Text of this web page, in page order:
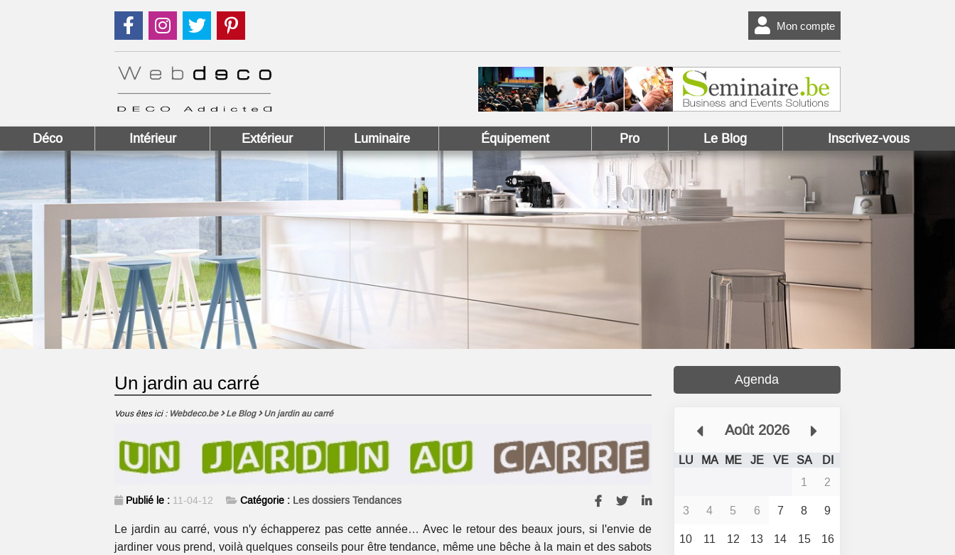
Suivez nous sur Facebook !
Suivez nous sur Instagram !
Suivez nous sur Twitter ! Mon compte
Déco Intérieur Extérieur Luminaire Équipement Pro Le Blog Inscrivez-vous
Un jardin au carré
Vous êtes ici : Webdeco.be Le Blog Un jardin au carré
Publié le : 11-04-12 Catégorie : Les dossiers Tendances
Le jardin au carré, vous n'y échapperez pas cette année… Avec le retour des beaux jours, si l'envie de
jardiner vous prend, voilà quelques conseils pour être tendance, même une bêche à la main et des sabots
Agenda
Août 2026
LU MA ME JE VE SA
DI
1
2
3
4 5 6 7 8
9
10
11 12 13 14 15
16